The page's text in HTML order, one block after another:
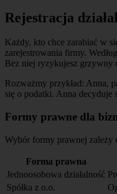
Rejestracja
Każdy, kto chce zarabiać w
zarejestrowania firmy.
Bez niej ryzykujesz grzywny
Rozważmy przykład: Anna,
się o podatki. Anna decyduje
Formy prawne dla
Wybór formy prawnej zależy
Forma prawna
Jednoosobowa działalność
Spółka z o.o.